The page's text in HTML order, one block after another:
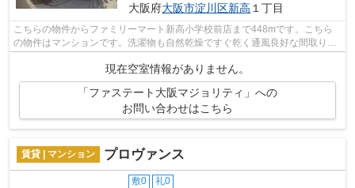
大阪府大阪市淀川区新高 １丁目
こちらの物件からファミリーマート新高小学校前店まで448mです。こちら
の物件はマンションです。洗濯物も自然乾燥ですぐ乾く通風良好な間取りの
マンション。きれいな外観を簡単に保つ...
現在空室情報がありません。
「ファステート大阪マジョリティ」への
お問い合わせはこちら
賃貸 | マンション プロヴァンス
敷0 礼0